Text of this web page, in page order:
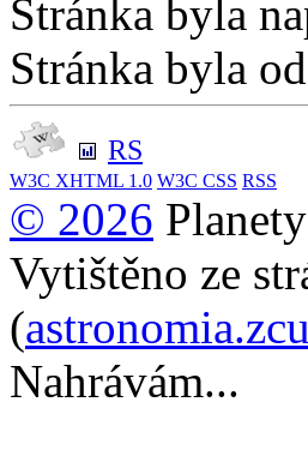
Stránka byla
Stránka byla
RS
W3C XHTML 1.0 W3C CSS RSS
© 2026
Vytištěno ze
(
Nahrávám...